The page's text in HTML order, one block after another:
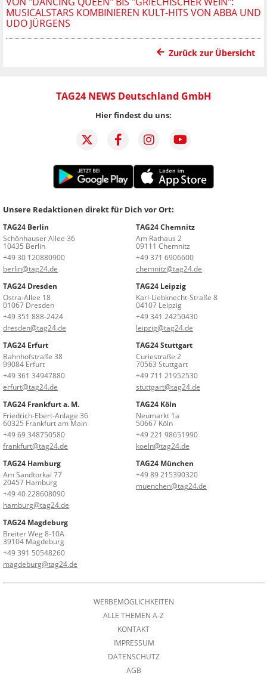
MUSICALSTARS KOMBINIEREN KULT-HITS VON ABBA UND
UDO JÜRGENS
Zurück zur Übersicht
TAG24 NEWS Deutschland GmbH
Hier findest du uns:
Unsere Redaktionen direkt für Dich vor Ort:
TAG24 Berlin
Schönhauser Allee 36
10435 Berlin
+49 30 120880900
berlin@tag24.de
TAG24 Chemnitz
Am Rathaus 2
09111 Chemnitz
+49 371 6906600
chemnitz@tag24.de
TAG24 Dresden
Ostra-Allee 18
01067 Dresden
+49 351 888-2424
dresden@tag24.de
TAG24 Leipzig
Karl-Liebknecht-Straße 8
04107 Leipzig
+49 341 24250430
leipzig@tag24.de
TAG24 Erfurt
Bahnhofstraße 38
99084 Erfurt
+49 361 34947880
erfurt@tag24.de
TAG24 Stuttgart
Curiestraße 2
70563 Stuttgart
+49 711 21952530
stuttgart@tag24.de
TAG24 Frankfurt a. M.
Friedrich-Ebert-Anlage 36
60325 Frankfurt am Main
+49 69 348750580
frankfurt@tag24.de
TAG24 Köln
Neumarkt 1a
50667 Köln
+49 221 98651990
koeln@tag24.de
TAG24 Hamburg
Am Sandtorkai 77
20457 Hamburg
+49 40 228608090
hamburg@tag24.de
TAG24 München
+49 89 215390320
muenchen@tag24.de
TAG24 Magdeburg
Breiter Weg 8-10A
39104 Magdeburg
+49 391 50548260
magdeburg@tag24.de
WERBEMÖGLICHKEITEN
ALLE THEMEN A-Z
KONTAKT
IMPRESSUM
DATENSCHUTZ
AGB